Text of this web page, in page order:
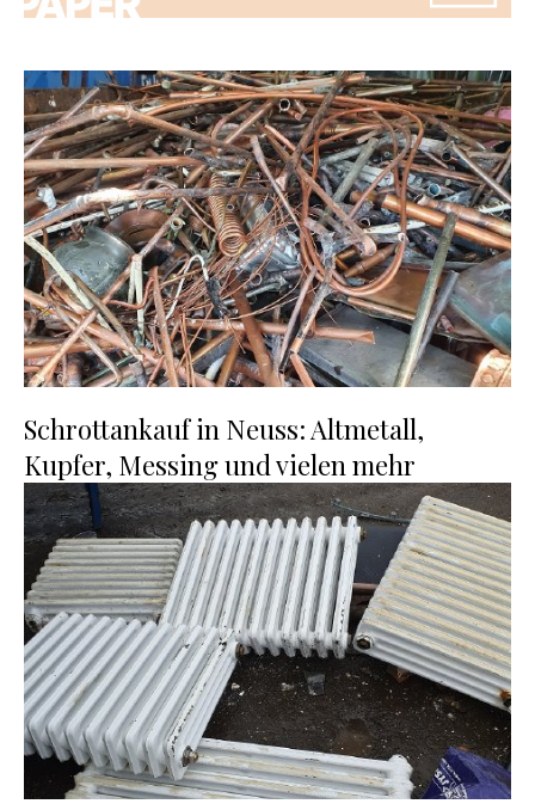
Schrottankauf in Neuss: Altmetall,
Kupfer, Messing und vielen mehr